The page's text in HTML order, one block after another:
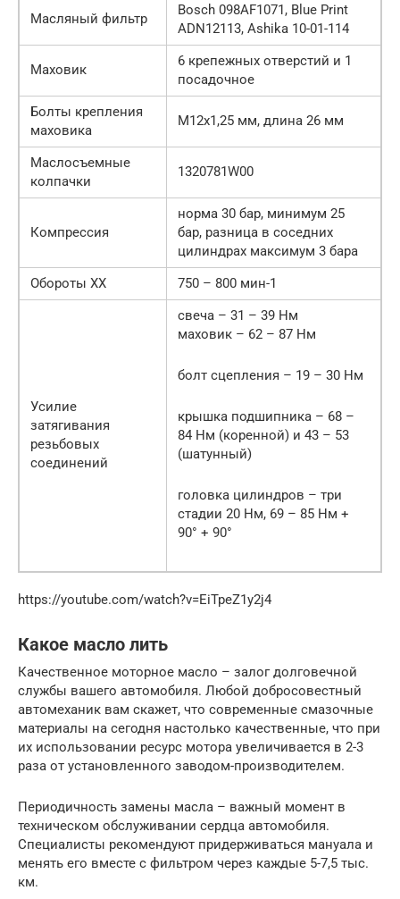
Масляный фильтр
Bosch 098AF1071, Blue Print
ADN12113, Ashika 10-01-114
Маховик
6 крепежных отверстий и 1
посадочное
Болты крепления
маховика
М12х1,25 мм, длина 26 мм
Маслосъемные
колпачки
1320781W00
Компрессия
норма 30 бар, минимум 25
бар, разница в соседних
цилиндрах максимум 3 бара
Обороты ХХ
750 – 800 мин-1
Усилие
затягивания
резьбовых
соединений
свеча – 31 – 39 Нм
маховик – 62 – 87 Нм
болт сцепления – 19 – 30 Нм
крышка подшипника – 68 –
84 Нм (коренной) и 43 – 53
(шатунный)
головка цилиндров – три
стадии 20 Нм, 69 – 85 Нм +
90° + 90°
https://youtube.com/watch?v=EiTpeZ1y2j4
Какое масло лить
Качественное моторное масло – залог долговечной
службы вашего автомобиля. Любой добросовестный
автомеханик вам скажет, что современные смазочные
материалы на сегодня настолько качественные, что при
их использовании ресурс мотора увеличивается в 2-3
раза от установленного заводом-производителем.
Периодичность замены масла – важный момент в
техническом обслуживании сердца автомобиля.
Специалисты рекомендуют придерживаться мануала и
менять его вместе с фильтром через каждые 5-7,5 тыс.
км.